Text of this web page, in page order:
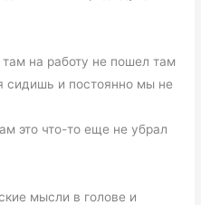
на работу не пошел там
сидишь и постоянно мы не
это что-то еще не убрал
мысли в голове и